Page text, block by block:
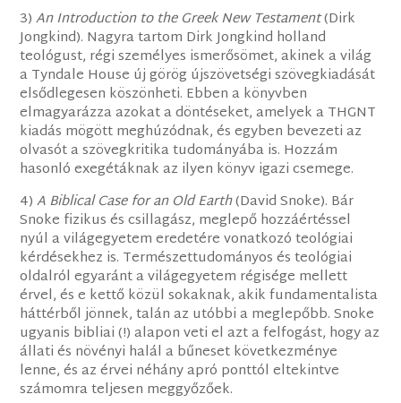
3)An Introduction to the Greek New Testament(Dirk
Jongkind). Nagyra tartom Dirk Jongkind holland
teológust, régi személyes ismerősömet, akinek a világ
a Tyndale House új görög újszövetségi szövegkiadását
elsődlegesen köszönheti. Ebben a könyvben
elmagyarázza azokat a döntéseket, amelyek a THGNT
kiadás mögött meghúzódnak, és egyben bevezeti az
olvasót a szövegkritika tudományába is. Hozzám
hasonló exegétáknak az ilyen könyv igazi csemege.
4)A Biblical Case for an Old Earth(David Snoke). Bár
Snoke fizikus és csillagász, meglepő hozzáértéssel
nyúl a világegyetem eredetére vonatkozó teológiai
kérdésekhez is. Természettudományos és teológiai
oldalról egyaránt a világegyetem régisége mellett
érvel, és e kettő közül sokaknak, akik fundamentalista
háttérből jönnek, talán az utóbbi a meglepőbb. Snoke
ugyanis bibliai (!) alapon veti el azt a felfogást, hogy az
állati és növényi halál a bűneset következménye
lenne, és az érvei néhány apró ponttól eltekintve
számomra teljesen meggyőzőek.